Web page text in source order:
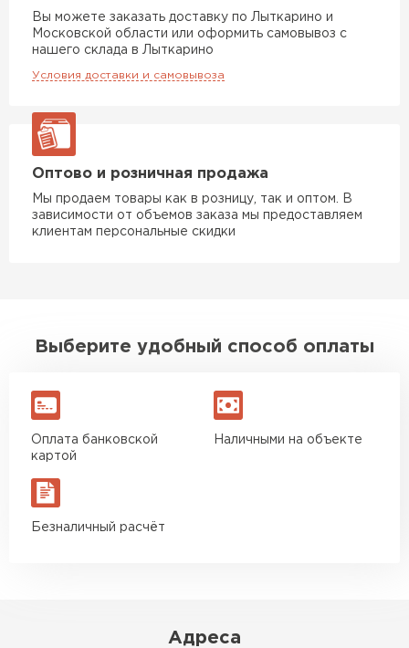
Вы можете заказать доставку по Лыткарино и
Московской области или оформить самовывоз с
нашего склада в Лыткарино
Условия доставки и самовывоза
Оптово и розничная продажа
Мы продаем товары как в розницу, так и оптом. В
зависимости от объемов заказа мы предоставляем
клиентам персональные скидки
Выберите удобный способ оплаты
Оплата банковской
картой
Наличными на объекте
Безналичный расчёт
Адреса